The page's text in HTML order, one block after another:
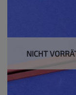
NICHT